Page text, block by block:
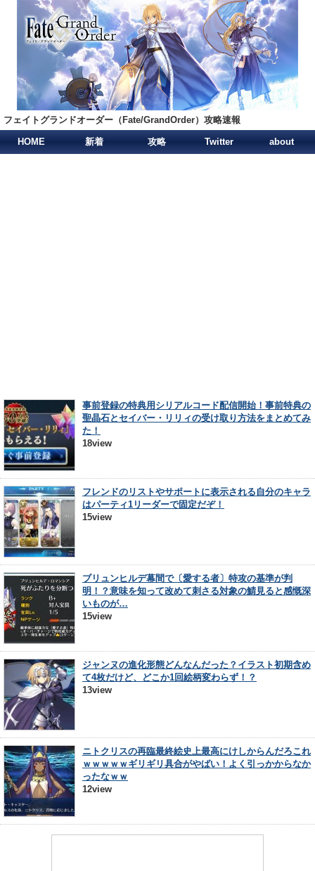
フェイトグランドオーダー（Fate/GrandOrder）攻略速報
HOME 新着 攻略 Twitter about
事前登録の特典用シリアルコード配信開始！事前特典の
聖晶石とセイバー・リリィの受け取り方法をまとめてみ
た！
18view
フレンドのリストやサポートに表示される自分のキャラ
はパーティ1リーダーで固定だぞ！
15view
ブリュンヒルデ幕間で〔愛する者〕特攻の基準が判
明！？意味を知って改めて刺さる対象の鯖見ると感慨深
いものが…
15view
ジャンヌの進化形態どんなんだった？イラスト初期含め
て4枚だけど、どこか1回絵柄変わらず！？
13view
ニトクリスの再臨最終絵史上最高にけしからんだろこれ
ｗｗｗｗｗギリギリ具合がやばい！よく引っかからなか
ったなｗｗ
12view